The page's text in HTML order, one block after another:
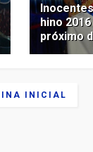
hino
próximo
INICIAL